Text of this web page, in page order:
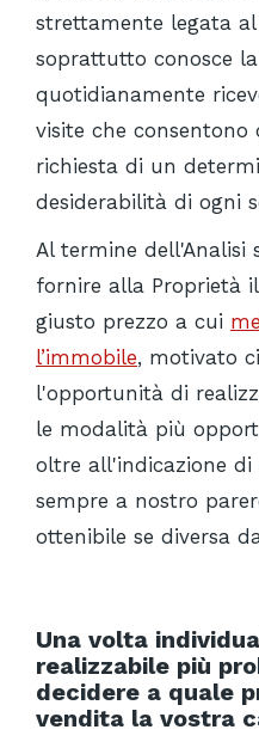
strettamente legata
soprattutto conosce
quotidianamente
visite che
richiesta di un
desiderabilità di ogni
Al termine
fornire alla Proprietà
giusto prezzo a cui
l’immobile, motivato
l'opportunità di
le modalità più
oltre all'indicazione di
sempre a nostro
ottenibile se diversa
Una volta
realizzabile più
decidere a quale
vendita la vostra